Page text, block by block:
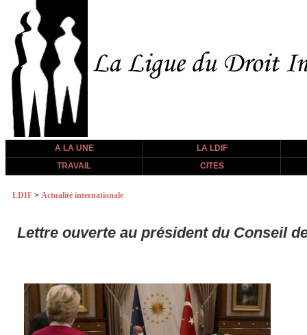
A LA UNE
LA LDIF
TRAVAIL
CITES
LDIF > Actualité internationale
Lettre ouverte au président du Conseil